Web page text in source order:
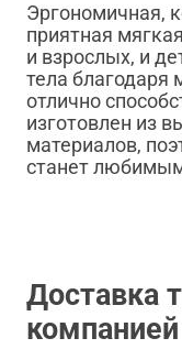
Эргономичная,
приятная
и взрослых, и
тела благодаря
отлично
изготовлен из
материалов,
станет
Доставка
компанией